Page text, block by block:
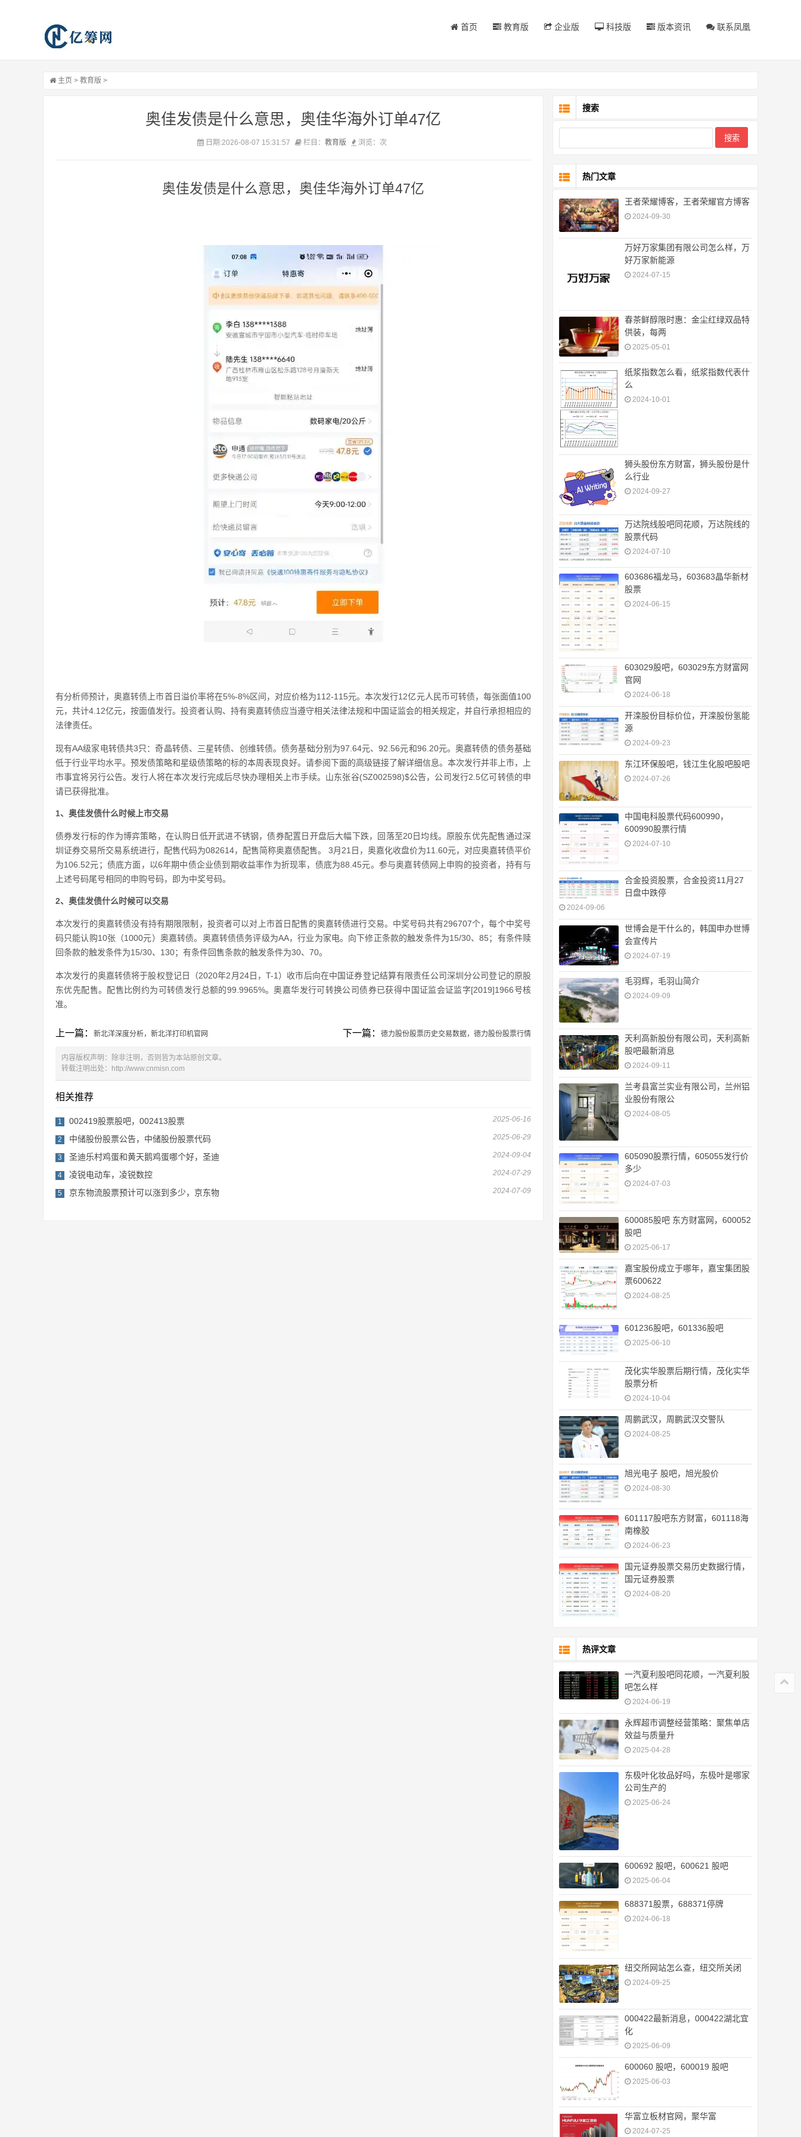
首页 教育版 企业版 科技版 版本资讯 联系凤凰
主页 > 教育版 >
奥佳发债是什么意思，奥佳华海外订单47亿
日期:2026-08-07 15:31:57 栏目： 教育版 浏览： 次
奥佳发债是什么意思，奥佳华海外订单47亿
有分析师预计，奥嘉转债上市首日溢价率将在5%-8%区间，对应价格为112-115元。本次发行12亿元人民币可转债，每张面值100
元，共计4.12亿元，按面值发行。投资者认购、持有奥嘉转债应当遵守相关法律法规和中国证监会的相关规定，并自行承担相应的
法律责任。
现有AA级家电转债共3只：奇晶转债、三星转债、创维转债。债务基础分别为97.64元、92.56元和96.20元。奥嘉转债的债务基础
低于行业平均水平。预发债策略和星级债策略的标的本周表现良好。请参阅下面的高级链接了解详细信息。本次发行并非上市，上
市事宜将另行公告。发行人将在本次发行完成后尽快办理相关上市手续。山东张谷(SZ002598)$公告，公司发行2.5亿可转债的申
请已获得批准。
1、奥佳发债什么时候上市交易
债券发行标的作为博弈策略，在认购日低开武进不锈钢，债券配置日开盘后大幅下跌，回落至20日均线。原股东优先配售通过深
圳证券交易所交易系统进行，配售代码为082614，配售简称奥嘉债配售。 3月21日，奥嘉化收盘价为11.60元，对应奥嘉转债平价
为106.52元；债底方面，以6年期中债企业债到期收益率作为折现率，债底为88.45元。参与奥嘉转债网上申购的投资者，持有与
上述号码尾号相同的申购号码，即为中奖号码。
2、奥佳发债什么时候可以交易
本次发行的奥嘉转债没有持有期限限制，投资者可以对上市首日配售的奥嘉转债进行交易。中奖号码共有296707个，每个中奖号
码只能认购10张（1000元）奥嘉转债。奥嘉转债债务评级为AA，行业为家电。向下修正条款的触发条件为15/30、85；有条件赎
回条款的触发条件为15/30、130；有条件回售条款的触发条件为30、70。
本次发行的奥嘉转债将于股权登记日（2020年2月24日，T-1）收市后向在中国证券登记结算有限责任公司深圳分公司登记的原股
东优先配售。配售比例约为可转债发行总额的99.9965%。奥嘉华发行可转换公司债券已获得中国证监会证监字[2019]1966号核
准。
上一篇： 新北洋深度分析，新北洋打印机官网 下一篇： 德力股份股票历史交易数据，德力股份股票行情
内容版权声明：除非注明，否则皆为本站原创文章。
转载注明出处：
http://www.cnmisn.com
相关推荐
2025-06-16
1 002419股票股吧，002413股票
2025-06-29
2 中储股份股票公告，中储股份股票代码
2024-09-04
3 圣迪乐村鸡蛋和黄天鹅鸡蛋哪个好，圣迪
2024-07-29
4 凌锐电动车，凌锐数控
2024-07-09
5 京东物流股票预计可以涨到多少，京东物
搜索
热门文章
王者荣耀博客，王者荣耀官方博客
2024-09-30
万好万家集团有限公司怎么样，万
好万家新能源
2024-07-15
春茶鲜醇限时惠：金尘红绿双品特
供装，每两
2025-05-01
纸浆指数怎么看，纸浆指数代表什
么
2024-10-01
狮头股份东方财富，狮头股份是什
么行业
2024-09-27
万达院线股吧同花顺，万达院线的
股票代码
2024-07-10
603686福龙马，603683晶华新材
股票
2024-06-15
603029股吧，603029东方财富网
官网
2024-06-18
开滦股份目标价位，开滦股份氢能
源
2024-09-23
东江环保股吧，钱江生化股吧股吧
2024-07-26
中国电科股票代码600990，
600990股票行情
2024-07-10
合金投资股票，合金投资11月27
日盘中跌停
2024-09-06
世博会是干什么的，韩国申办世博
会宣传片
2024-07-19
毛羽辉，毛羽山简介
2024-09-09
天利高新股份有限公司，天利高新
股吧最新消息
2024-09-11
兰考县富兰实业有限公司，兰州铝
业股份有限公
2024-08-05
605090股票行情，605055发行价
多少
2024-07-03
600085股吧 东方财富网，600052
股吧
2025-06-17
嘉宝股份成立于哪年，嘉宝集团股
票600622
2024-08-25
601236股吧，601336股吧
2025-06-10
茂化实华股票后期行情，茂化实华
股票分析
2024-10-04
周鹏武汉，周鹏武汉交警队
2024-08-25
旭光电子 股吧，旭光股价
2024-08-30
601117股吧东方财富，601118海
南橡胶
2024-06-23
国元证券股票交易历史数据行情，
国元证券股票
2024-08-20
热评文章
一汽夏利股吧同花顺，一汽夏利股
吧怎么样
2024-06-19
永辉超市调整经营策略：聚焦单店
效益与质量升
2025-04-28
东极叶化妆品好吗，东极叶是哪家
公司生产的
2025-06-24
600692 股吧，600621 股吧
2025-06-04
688371股票，688371停牌
2024-06-18
纽交所网站怎么查，纽交所关闭
2024-09-25
000422最新消息，000422湖北宜
化
2025-06-09
600060 股吧，600019 股吧
2025-06-03
华富立板材官网，聚华富
2024-07-25